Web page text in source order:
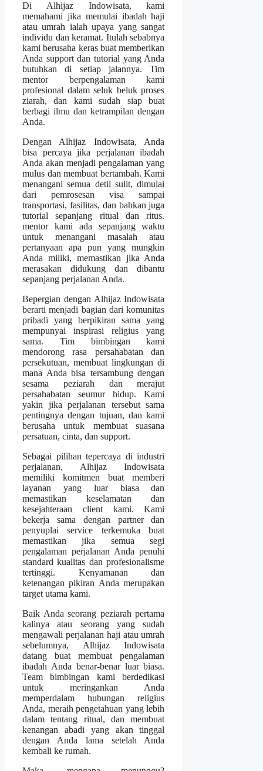
Di Alhijaz Indowisata, kami
memahami jika memulai ibadah haji
atau umrah ialah upaya yang sangat
individu dan keramat. Itulah sebabnya
kami berusaha keras buat memberikan
Anda support dan tutorial yang Anda
butuhkan di setiap jalannya. Tim
mentor berpengalaman kami
profesional dalam seluk beluk proses
ziarah, dan kami sudah siap buat
berbagi ilmu dan ketrampilan dengan
Anda.
Dengan Alhijaz Indowisata, Anda
bisa percaya jika perjalanan ibadah
Anda akan menjadi pengalaman yang
mulus dan membuat bertambah. Kami
menangani semua detil sulit, dimulai
dari pemrosesan visa sampai
transportasi, fasilitas, dan bahkan juga
tutorial sepanjang ritual dan ritus.
mentor kami ada sepanjang waktu
untuk menangani masalah atau
pertanyaan apa pun yang mungkin
Anda miliki, memastikan jika Anda
merasakan didukung dan dibantu
sepanjang perjalanan Anda.
Bepergian dengan Alhijaz Indowisata
berarti menjadi bagian dari komunitas
pribadi yang berpikiran sama yang
mempunyai inspirasi religius yang
sama. Tim bimbingan kami
mendorong rasa persahabatan dan
persekutuan, membuat lingkungan di
mana Anda bisa tersambung dengan
sesama peziarah dan merajut
persahabatan seumur hidup. Kami
yakin jika perjalanan tersebut sama
pentingnya dengan tujuan, dan kami
berusaha untuk membuat suasana
persatuan, cinta, dan support.
Sebagai pilihan tepercaya di industri
perjalanan, Alhijaz Indowisata
memiliki komitmen buat memberi
layanan yang luar biasa dan
memastikan keselamatan dan
kesejahteraan client kami. Kami
bekerja sama dengan partner dan
penyuplai service terkemuka buat
memastikan jika semua segi
pengalaman perjalanan Anda penuhi
standard kualitas dan profesionalisme
tertinggi. Kenyamanan dan
ketenangan pikiran Anda merupakan
target utama kami.
Baik Anda seorang peziarah pertama
kalinya atau seorang yang sudah
mengawali perjalanan haji atau umrah
sebelumnya, Alhijaz Indowisata
datang buat membuat pengalaman
ibadah Anda benar-benar luar biasa.
Team bimbingan kami berdedikasi
untuk meringankan Anda
memperdalam hubungan religius
Anda, meraih pengetahuan yang lebih
dalam tentang ritual, dan membuat
kenangan abadi yang akan tinggal
dengan Anda lama setelah Anda
kembali ke rumah.